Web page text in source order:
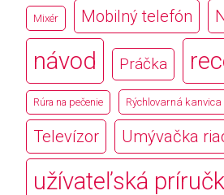
Mixér Mobilný telefón
návod Práčka
Rúra na pečenie Rýchlovarná kanvica
Televízor Umývačka
užívateľská